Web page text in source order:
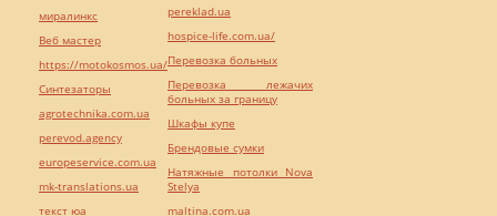
миралинкс
Веб мастер
https://motokosmos.ua/
Синтезаторы
agrotechnika.com.ua
perevod.agency
europeservice.com.ua
mk-translations.ua
текст юа
pereklad.ua
hospice-life.com.ua/
Перевозка больных
Перевозка лежачих
больных за границу
Шкафы купе
Брендовые сумки
Натяжные потолки Nova
Stelya
maltina.com.ua